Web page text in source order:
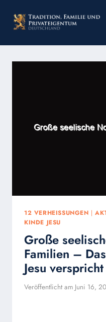
Inhalt
springen
12 VERHEISSUNGEN |
KINDE JESU
Große
Familien –
Jesu
Veröffentlicht am Juni 16,